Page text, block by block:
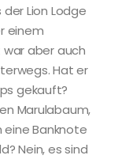
Lion Lodge
einem
aber auch
Hat er
gekauft?
Marulabaum,
Banknote
Nein, es sind